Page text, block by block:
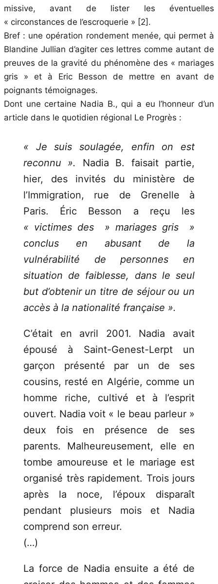
missive, avant de lister les éventuelles
« circonstances de l’escroquerie » [2].
Bref : une opération rondement menée, qui permet à
Blandine Jullian d’agiter ces lettres comme autant de
preuves de la gravité du phénomène des « mariages
gris » et à Eric Besson de mettre en avant de
poignants témoignages.
Dont une certaine Nadia B., qui a eu l’honneur d’un
article dans le quotidien régional Le Progrès :
« Je suis soulagée, enfin on est
reconnu ».
Nadia B. faisait partie,
hier, des invités du ministère de
l’Immigration, rue de Grenelle à
Paris. Éric Besson a reçu les
« victimes des » mariages gris »
conclus en abusant de la
vulnérabilité de personnes en
situation de faiblesse, dans le seul
but d’obtenir un titre de séjour ou un
accès à la nationalité française ».
C’était en avril 2001. Nadia avait
épousé à Saint-Genest-Lerpt un
garçon présenté par un de ses
cousins, resté en Algérie, comme un
homme riche, cultivé et à l’esprit
ouvert. Nadia voit « le beau parleur »
deux fois en présence de ses
parents. Malheureusement, elle en
tombe amoureuse et le mariage est
organisé très rapidement. Trois jours
après la noce, l’époux disparaît
pendant plusieurs mois et Nadia
comprend son erreur.
(…)
La force de Nadia ensuite a été de